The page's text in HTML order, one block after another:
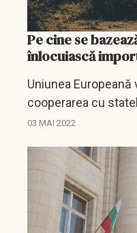
Pe cine se
înlocuiască
Uniunea
cooperarea cu
să înlocuiască
03 MAI 2022